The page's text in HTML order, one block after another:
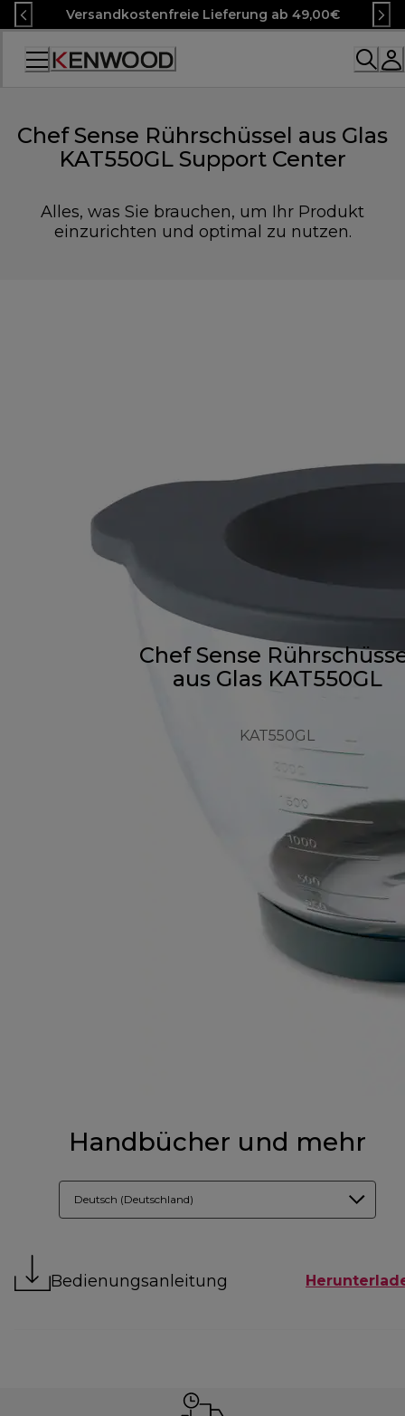
Skip
to
Content
Versandkostenfreie Lieferung ab 49,00€
Accessibility
Chef Sense Rührschüssel aus Glas
KAT550GL Support Center
Alles, was Sie brauchen, um Ihr Produkt
einzurichten und optimal zu nutzen.
Chef Sense
aus Glas KAT550GL
KAT550GL
Handbücher und mehr
Deutsch (Deutschland)
Bedienungsanleitung